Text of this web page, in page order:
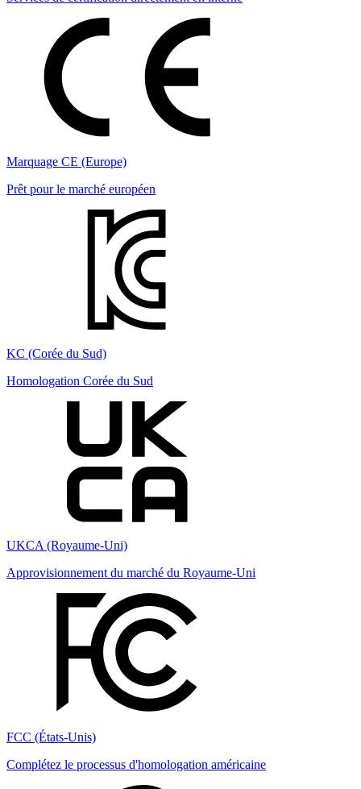
Marquage CE (Europe)
Prêt pour le marché européen
KC (Corée du Sud)
Homologation Corée du Sud
UKCA (Royaume-Uni)
Approvisionnement du marché du Royaume-Uni
FCC (États-Unis)
Complétez le processus d'homologation américaine